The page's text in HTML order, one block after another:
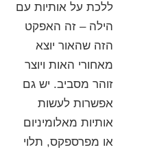
ללכת על אותיות עם
הילה – זה האפקט
הזה שהאור יוצא
מאחורי האות ויוצר
זוהר מסביב. יש גם
אפשרות לעשות
אותיות מאלומיניום
או מפרספקס, תלוי